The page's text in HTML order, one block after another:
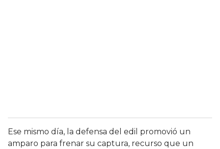
Ese mismo día, la defensa del edil promovió un
amparo para frenar su captura, recurso que un